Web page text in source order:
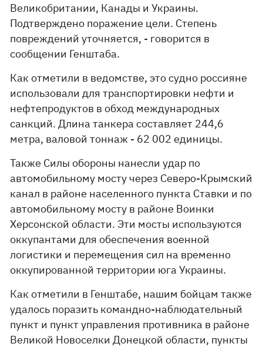
Великобритании, Канады и Украины.
Подтверждено поражение цели. Степень
повреждений уточняется, - говорится в
сообщении Генштаба.
Как отметили в ведомстве, это судно россияне
использовали для транспортировки нефти и
нефтепродуктов в обход международных
санкций. Длина танкера составляет 244,6
метра, валовой тоннаж - 62 002 единицы.
Также Силы обороны нанесли удар по
автомобильному мосту через Северо-Крымский
канал в районе населенного пункта Ставки и по
автомобильному мосту в районе Воинки
Херсонской области. Эти мосты используются
оккупантами для обеспечения военной
логистики и перемещения сил на временно
оккупированной территории юга Украины.
Как отметили в Генштабе, нашим бойцам также
удалось поразить командно-наблюдательный
пункт и пункт управления противника в районе
Великой Новоселки Донецкой области, пункты